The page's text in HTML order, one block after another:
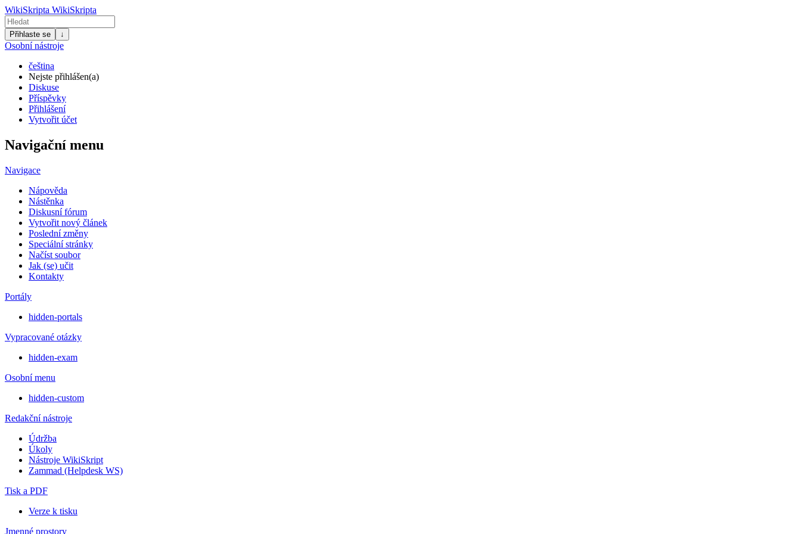
WikiSkripta WikiSkripta
Přihlaste se ↓
Osobní nástroje
čeština
Nejste přihlášen(a)
Diskuse
Příspěvky
Přihlášení
Vytvořit účet
Navigační menu
Navigace
Nápověda
Nástěnka
Diskusní fórum
Vytvořit nový článek
Poslední změny
Speciální stránky
Načíst soubor
Jak (se) učit
Kontakty
Portály
hidden-portals
Vypracované otázky
hidden-exam
Osobní menu
hidden-custom
Redakční nástroje
Údržba
Úkoly
Nástroje WikiSkript
Zammad (Helpdesk WS)
Tisk a PDF
Verze k tisku
Jmenné prostory